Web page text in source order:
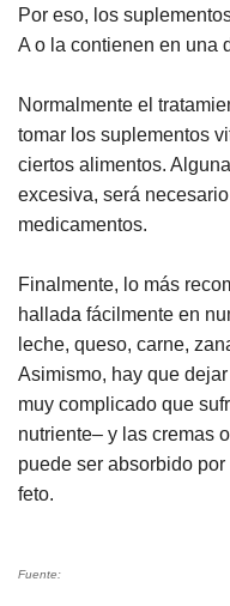
Por eso, los
A o la contienen en una
Normalmente el
tomar los suplementos
ciertos alimentos.
excesiva, será
medicamentos.
Finalmente, lo más
hallada fácilmente en
leche, queso, carne,
Asimismo, hay que
muy complicado que
nutriente– y las cremas
puede ser absorbido
feto.
Fuente: